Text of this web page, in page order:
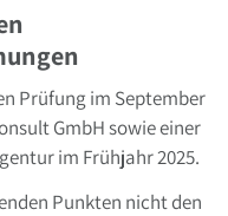
Prüfung im September
GmbH sowie einer
im Frühjahr 2025.
Punkten nicht den